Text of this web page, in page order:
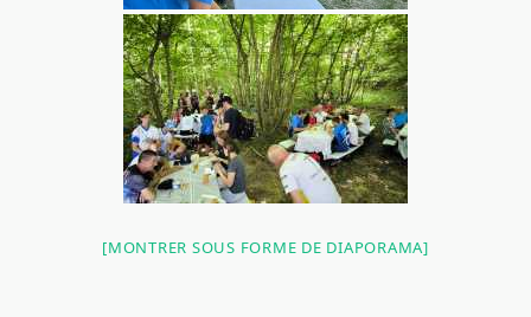
[MONTRER SOUS FORME DE DIAPORAMA]